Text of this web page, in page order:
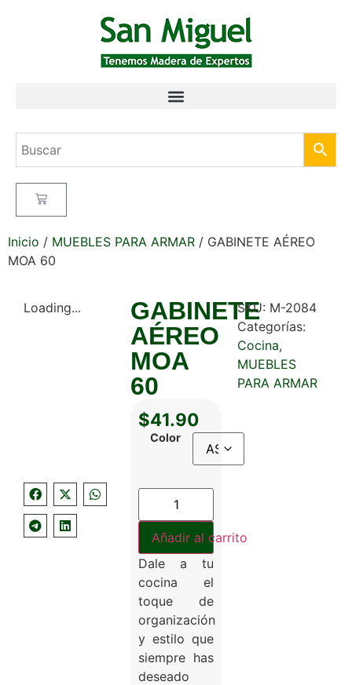
Inicio / MUEBLES PARA ARMAR / GABINETE AÉREO
MOA 60
Loading...
GABINETE
AÉREO
MOA
60
$41.90
Color
Añadir al carrito
Dale a tu
cocina el
toque de
organización
y estilo que
siempre has
deseado
SKU: M-2084
Categorías:
Cocina,
MUEBLES
PARA ARMAR